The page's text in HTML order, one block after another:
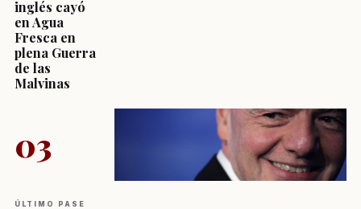
inglés cayó
en Agua
Fresca en
plena Guerra
de las
Malvinas
03
ÚLTIMO PASE